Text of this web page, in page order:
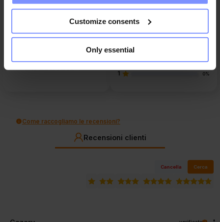
Customize consents
Only essential
7recensioni clienti
5 71%
4
3 0%
1 0%
Come raccogliamo le recensioni?
Recensioni clienti
Cancella Cerca